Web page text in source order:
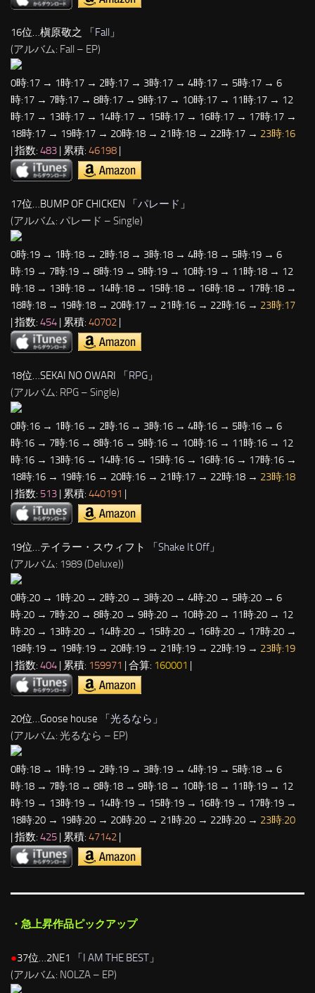
16位…槇原敬之 「Fall 」
(アルバム: Fall – EP)
0時:17 → 1時:17 → 2時:17 → 3時:17 → 4時:17 → 5時:17 → 6
時:17 → 7時:17 → 8時:17 → 9時:17 → 10時:17 → 11時:17 → 12
時:17 → 13時:17 → 14時:17 → 15時:17 → 16時:17 → 17時:17 →
18時:17 → 19時:17 → 20時:18 → 21時:18 → 22時:17 → 23時:16
| 指数: 483 | 累積: 46198 |
17位…BUMP OF CHICKEN 「パレード 」
(アルバム: パレード – Single)
0時:19 → 1時:18 → 2時:18 → 3時:18 → 4時:18 → 5時:19 → 6
時:19 → 7時:19 → 8時:19 → 9時:19 → 10時:19 → 11時:18 → 12
時:18 → 13時:18 → 14時:18 → 15時:18 → 16時:18 → 17時:18 →
18時:18 → 19時:18 → 20時:17 → 21時:16 → 22時:16 → 23時:17
| 指数: 454 | 累積: 40702 |
18位…SEKAI NO OWARI 「RPG 」
(アルバム: RPG – Single)
0時:16 → 1時:16 → 2時:16 → 3時:16 → 4時:16 → 5時:16 → 6
時:16 → 7時:16 → 8時:16 → 9時:16 → 10時:16 → 11時:16 → 12
時:16 → 13時:16 → 14時:16 → 15時:16 → 16時:16 → 17時:16 →
18時:16 → 19時:16 → 20時:16 → 21時:17 → 22時:18 → 23時:18
| 指数: 513 | 累積: 440191 |
19位…テイラー・スウィフト 「Shake It Off 」
(アルバム: 1989 (Deluxe))
0時:20 → 1時:20 → 2時:20 → 3時:20 → 4時:20 → 5時:20 → 6
時:20 → 7時:20 → 8時:20 → 9時:20 → 10時:20 → 11時:20 → 12
時:20 → 13時:20 → 14時:20 → 15時:20 → 16時:20 → 17時:20 →
18時:19 → 19時:19 → 20時:19 → 21時:19 → 22時:19 → 23時:19
| 指数: 404 | 累積: 159971 | 合算: 160001 |
20位…Goose house 「光るなら 」
(アルバム: 光るなら – EP)
0時:18 → 1時:19 → 2時:19 → 3時:19 → 4時:19 → 5時:18 → 6
時:18 → 7時:18 → 8時:18 → 9時:18 → 10時:18 → 11時:19 → 12
時:19 → 13時:19 → 14時:19 → 15時:19 → 16時:19 → 17時:19 →
18時:20 → 19時:20 → 20時:20 → 21時:20 → 22時:20 → 23時:20
| 指数: 425 | 累積: 47142 |
・急上昇作品ピックアップ
●37位…2NE1 「I AM THE BEST 」
(アルバム: NOLZA – EP)